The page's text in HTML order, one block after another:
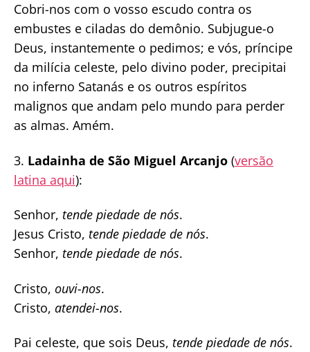
Cobri-nos com o vosso escudo contra os
embustes e ciladas do demônio. Subjugue-o
Deus, instantemente o pedimos; e vós, príncipe
da milícia celeste, pelo divino poder, precipitai
no inferno Satanás e os outros espíritos
malignos que andam pelo mundo para perder
as almas. Amém.
3. Ladainha de São Miguel Arcanjo (versão
latina aqui):
Senhor, tende piedade de nós.
Jesus Cristo, tende piedade de nós.
Senhor, tende piedade de nós.
Cristo, ouvi-nos.
Cristo, atendei-nos.
Pai celeste, que sois Deus, tende piedade de nós.